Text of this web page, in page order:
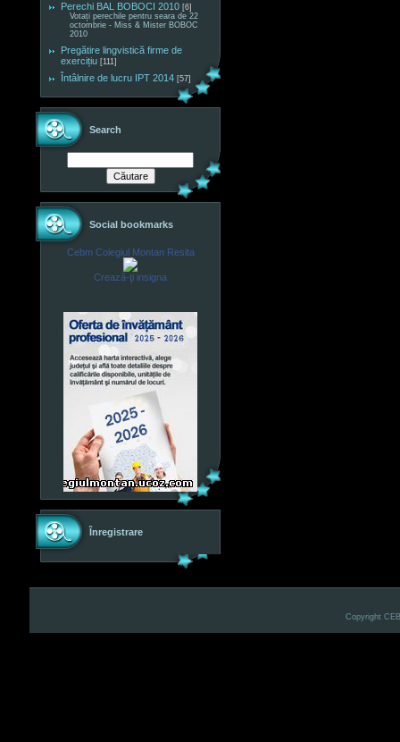
Perechi BAL BOBOCI 2010 [6]
Votați perechile pentru seara de 22
octombrie - Miss & Mister BOBOC
2010
Pregătire lingvistică firme de
exercițiu [111]
Întâlnire de lucru IPT 2014 [57]
Search
Social bookmarks
Cebm Colegiul Montan Resita
Crează-ţi insigna
Înregistrare
Copyright